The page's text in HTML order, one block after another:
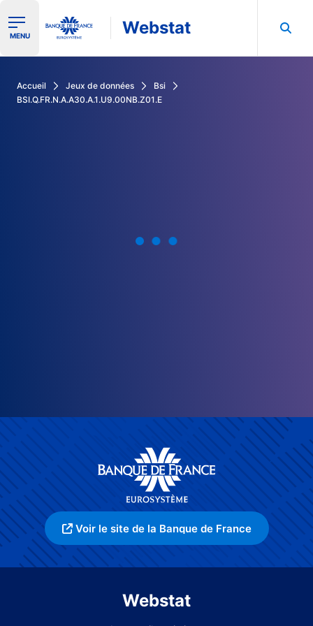
Ouvrir le menu de navigation
MENU Webstat
Accueil Jeux de données
Bsi
BSI.Q.FR.N.A.A30.A.1.U9.00NB.Z01.E
Voir le site de la Banque de France
Webstat